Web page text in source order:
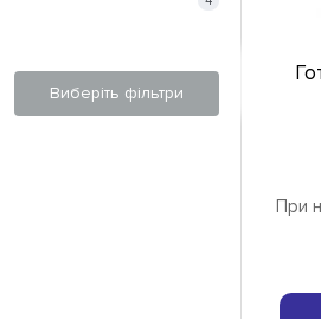
Виберіть фільтри
При